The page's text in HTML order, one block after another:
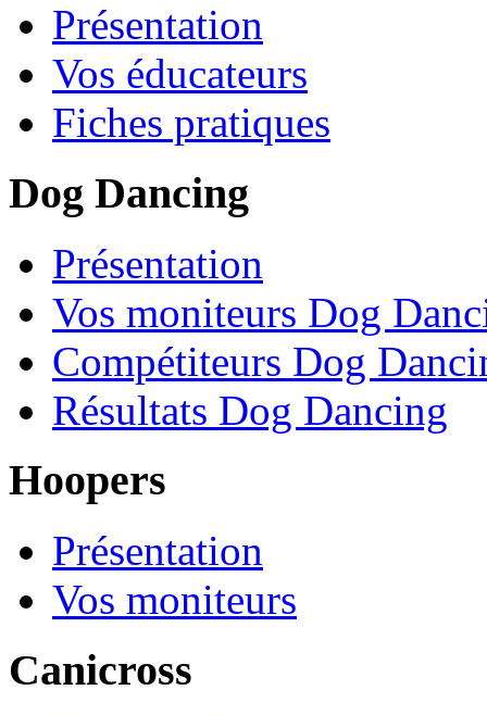
Présentation
Vos éducateurs
Fiches pratiques
Dog Dancing
Présentation
Vos moniteurs Dog
Compétiteurs Dog
Résultats Dog Dancing
Hoopers
Présentation
Vos moniteurs
Canicross